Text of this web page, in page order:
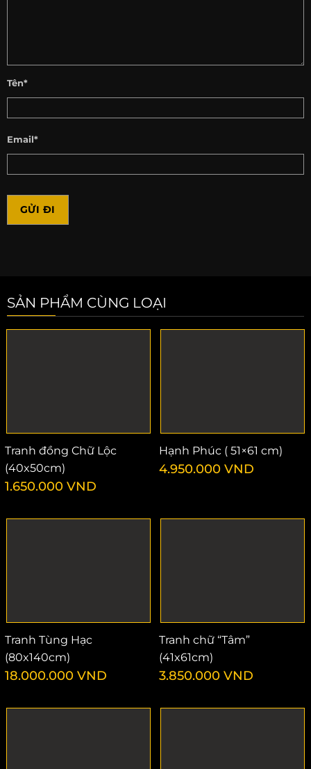
Tên*
Email*
SẢN PHẨM CÙNG LOẠI
Tranh đồng Chữ Lộc
(40x50cm)
1.650.000 VND
Hạnh Phúc ( 51×61 cm)
4.950.000 VND
Tranh Tùng Hạc
(80x140cm)
18.000.000 VND
Tranh chữ “Tâm”
(41x61cm)
3.850.000 VND